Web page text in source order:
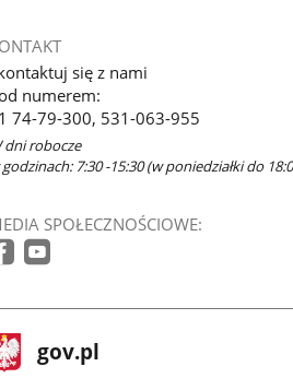
się z nami
numerem:
74-79-300, 531-063-955
dni robocze
godzinach: 7:30 -15:30 (w poniedziałki do
SPOŁECZNOŚCIOWE:
Strona
gov.pl